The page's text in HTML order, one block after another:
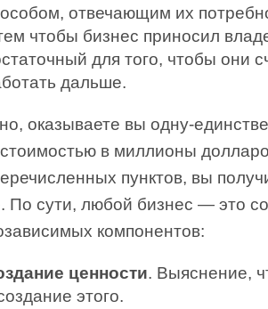
отвечающим их
чтобы бизнес приносил
для того, чтобы они
дальше.
оказываете вы одну-
в миллионы
пунктов, вы
По сути, любой бизнес — это
компонентов:
ценности. Выяснение,
этого.